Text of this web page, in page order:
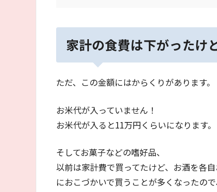
家計の食費は下がったけ
ただ、この金額にはからくりがあります。
お米代が入っていません！
お米代が入ると11万円くらいになります。
そしてお菓子などの嗜好品、
以前は家計費で買ってたけど、お酒を各
におこづかいで買うことが多くなったので